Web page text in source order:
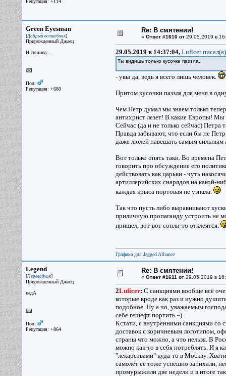
Репутация: +114
Green Eyesman
[Добрый волшебник]
Прирожденный Джаец
И тишина...
Пол:
Репутация: +680
Re: В смятении!
« Ответ #1610 от29.05.2019 в
29.05.2019 в 14:37:04, Luficer писал(a)
Ты видишь только кусочке паззла.
- увы да, ведь я всего лишь человек.
Притом кусочки паззла для меня в
Чем Петр думал мы знаем только
антихрист лезет! В какие Европы!
Сейчас (да и не только сейчас) Петра
Правда забывают, что если бы не
даже люлей навешать самым сильным
Вот только опять таки. Во времена
говорить про обсуждение его
действовать как царьки - чуть
артиллерийских снарядов на какой-
каждая крыса портовая не узнала.
Так что пусть либо выравнивают
приличную пропаганду устроить не
пришел, вот-вот сопли-то отклеятся.
Графика для Jagged Alliance
Legend
[Переводчик]
Прирожденный Джаец
надА
Пол:
Репутация: +864
Re: В смятении!
« Ответ #1611 от29.05.2019 в
2Luficer: С санкциями вообще всё
которые вроде как раз и нужно
подобное. Ну а чо, уважаемым
себе гешефт портить =)
Кстати, с внутренними санкциями со
доставок с коричневым логотипом,
страны что можно, а что нельзя. В
можно как-то в себя потреблять. И я
"лекарствами" куда-то в Москву.
самолёт её тоже успешно запихали,
промурыжили две недели и в итоге